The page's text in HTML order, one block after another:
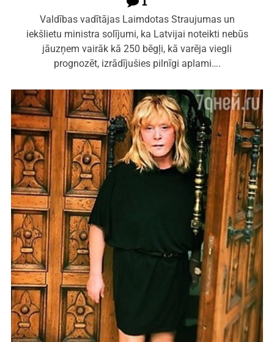
Valdības vadītājas Laimdotas Straujumas un
iekšlietu ministra solījumi, ka Latvijai noteikti nebūs
jāuzņem vairāk kā 250 bēgļi, kā varēja viegli
prognozēt, izrādījušies pilnīgi aplami….